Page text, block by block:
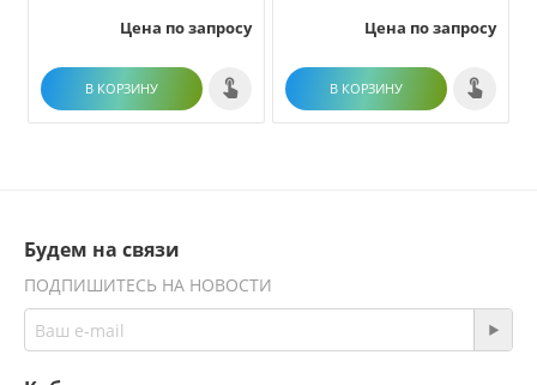
Цена по запросу
В КОРЗИНУ
Цена по запросу
В КОРЗИНУ
Будем на связи
ПОДПИШИТЕСЬ НА НОВОСТИ